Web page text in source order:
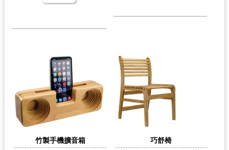
竹製手機擴音箱
巧舒椅